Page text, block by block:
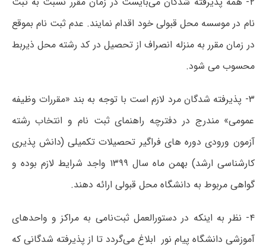
نام در موسسه محل قبولی خود اقدام نمایند. عدم ثبت نام بموقع
در زمان مقرر به منزله انصراف از تحصیل در کد رشته محل ذیربط
محسوب می شود.
۳- پذیرفته شدگان مرد لازم است با توجه‌ به‌ بند «مقررات‌ وظیفه‌
عمومی»‌ مندرج‌ در دفترچه‌ راهنمای‌ ثبت نام و انتخاب رشته
آزمون ورودی دوره های فراگیر تحصیلات تکمیلی (دانش پذیری
کارشناسی ارشد) بهمن ماه سال ۱۳۹۹ واجد شرایط لازم بوده و
گواهی مربوط به دانشگاه محل قبولی ارائه دهند.
۴- نظر به اینکه در دستورالعمل ثبت‌نامی به مراکز و واحدهای
آموزشی دانشگاه پیام نور ابلاغ می‌گردد تا از پذیرفته شدگانی که